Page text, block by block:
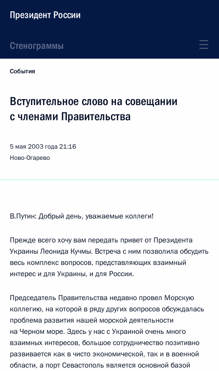
Президент России
Стенограммы
События
Вступительное слово на совещании
с членами Правительства
5 мая 2003 года21:16
Ново-Огарево
В.Путин: Добрый день, уважаемые коллеги!
Прежде всего хочу вам передать привет от Президента
Украины Леонида Кучмы. Встреча с ним позволила обсудить
весь комплекс вопросов, представляющих взаимный
интерес и для Украины, и для России.
Председатель Правительства недавно провел Морскую
коллегию, на которой в ряду других вопросов обсуждалась
проблема развития нашей морской деятельности
на Черном море. Здесь у нас с Украиной очень много
взаимных интересов, большое сотрудничество позитивно
развивается как в чисто экономической, так и в военной
области, а порт Севастополь является основной базой